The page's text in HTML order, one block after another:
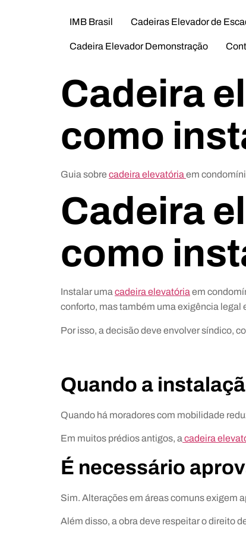
IMB Brasil Cadeiras Elevador de
Cadeira Elevador Demonstração
Cadeira
como
Guia sobre cadeira elevatória em
Cadeira
como
Instalar uma cadeira elevatória em
conforto, mas também uma exigência legal
Por isso, a decisão deve envolver síndico,
Quando a
Quando há moradores com mobilidade
Em muitos prédios antigos, a cadeira
É necessário
Sim. Alterações em áreas comuns exigem
Além disso, a obra deve respeitar o direito